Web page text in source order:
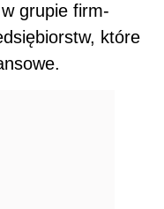
grupie firm-
które